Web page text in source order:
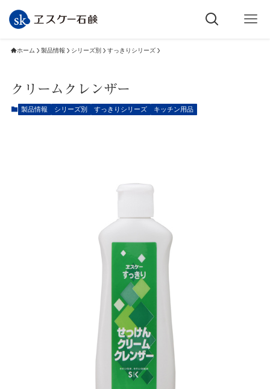
ホーム 製品情報 シリーズ別 すっきりシリーズ
クリームクレンザー
製品情報 シリーズ別 すっきりシリーズ キッチン用品